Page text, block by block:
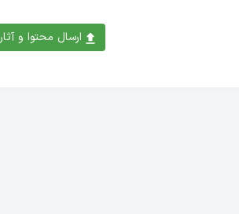
ارسال محتوا و آثار